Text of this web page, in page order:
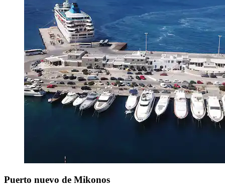
Puerto nuevo de Mikonos